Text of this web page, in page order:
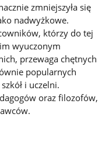
zmniejszyła się
nadwyżkowe.
którzy do tej
wyuczonym
przewaga chętnych
popularnych
i uczelni.
oraz filozofów,